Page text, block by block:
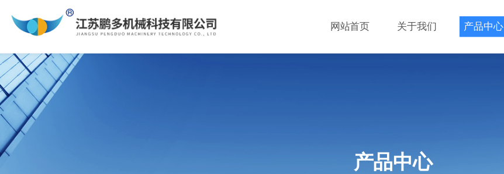
网站首页 关于我们 产品中心
产品中心